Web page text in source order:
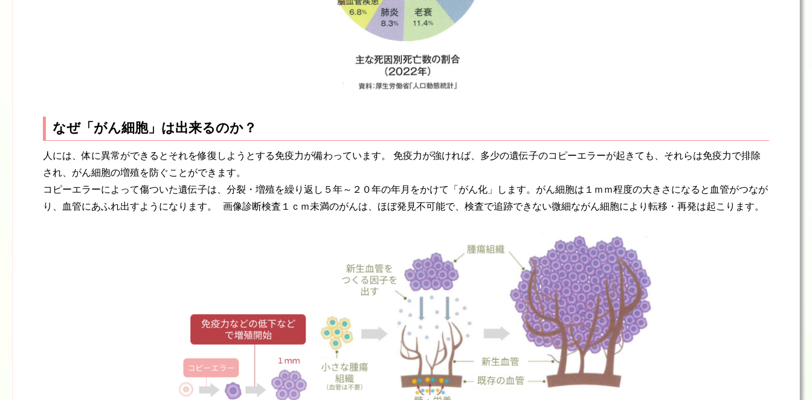
なぜ「がん細胞」は出来るのか？
人には、体に異常ができるとそれを修復しようとする免疫力が備わっています。 免疫力が強ければ、多少の遺伝子のコピーエラーが起きても、それらは免疫力で排除
され、がん細胞の増殖を防ぐことができます。
コピーエラーによって傷ついた遺伝子は、分裂・増殖を繰り返し５年～２０年の年月をかけて「がん化」します。がん細胞は１ｍｍ程度の大きさになると血管がつなが
り、血管にあふれ出すようになります。 画像診断検査１ｃｍ未満のがんは、ほぼ発見不可能で、検査で追跡できない微細ながん細胞により転移・再発は起こります。